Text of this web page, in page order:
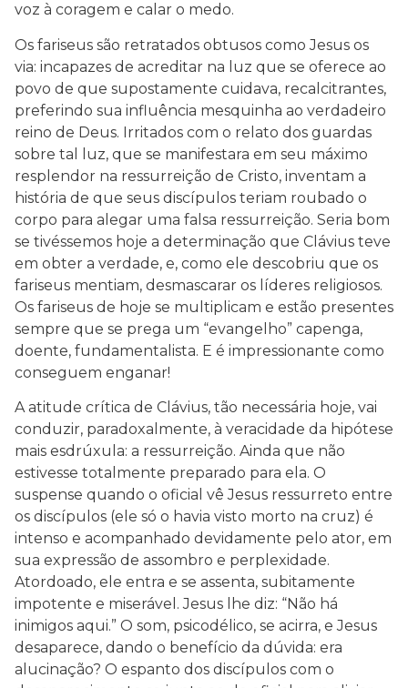
voz à coragem e calar o medo.
Os fariseus são retratados obtusos como Jesus os
via: incapazes de acreditar na luz que se oferece ao
povo de que supostamente cuidava, recalcitrantes,
preferindo sua influência mesquinha ao verdadeiro
reino de Deus. Irritados com o relato dos guardas
sobre tal luz, que se manifestara em seu máximo
resplendor na ressurreição de Cristo, inventam a
história de que seus discípulos teriam roubado o
corpo para alegar uma falsa ressurreição. Seria bom
se tivéssemos hoje a determinação que Clávius teve
em obter a verdade, e, como ele descobriu que os
fariseus mentiam, desmascarar os líderes religiosos.
Os fariseus de hoje se multiplicam e estão presentes
sempre que se prega um “evangelho” capenga,
doente, fundamentalista. E é impressionante como
conseguem enganar!
A atitude crítica de Clávius, tão necessária hoje, vai
conduzir, paradoxalmente, à veracidade da hipótese
mais esdrúxula: a ressurreição. Ainda que não
estivesse totalmente preparado para ela. O
suspense quando o oficial vê Jesus ressurreto entre
os discípulos (ele só o havia visto morto na cruz) é
intenso e acompanhado devidamente pelo ator, em
sua expressão de assombro e perplexidade.
Atordoado, ele entra e se assenta, subitamente
impotente e miserável. Jesus lhe diz: “Não há
inimigos aqui.” O som, psicodélico, se acirra, e Jesus
desaparece, dando o benefício da dúvida: era
alucinação? O espanto dos discípulos com o